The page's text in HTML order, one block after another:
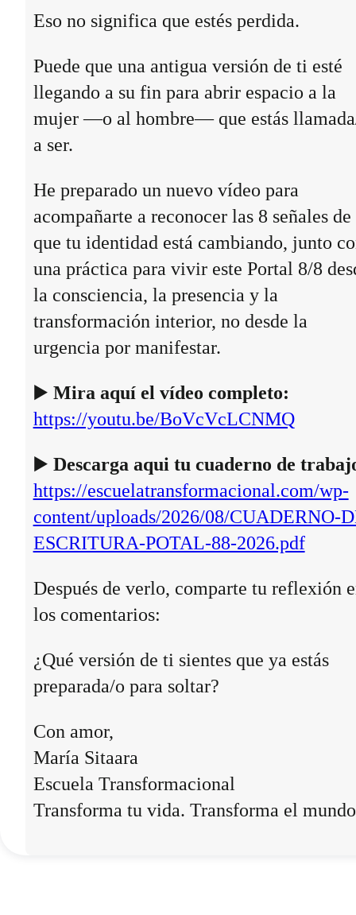
Eso no significa que estés perdida.
Puede que una antigua versión de ti esté
llegando a su fin para abrir espacio a la
mujer —o al hombre— que estás
a ser.
He preparado un nuevo vídeo para
acompañarte a reconocer las 8 señales de
que tu identidad está cambiando, junto
una práctica para vivir este Portal 8/8
la consciencia, la presencia y la
transformación interior, no desde la
urgencia por manifestar.
▶️ Mira aquí el vídeo completo:
https://youtu.be/BoVcVcLCNMQ
▶️ Descarga aqui tu cuaderno de
https://escuelatransformacional.com/wp-
content/uploads/2026/08/CUADERNO-
ESCRITURA-POTAL-88-2026.pdf
Después de verlo, comparte tu reflexión
los comentarios:
¿Qué versión de ti sientes que ya estás
preparada/o para soltar?
Con amor,
María Sitaara
Escuela Transformacional
Transforma tu vida. Transforma el